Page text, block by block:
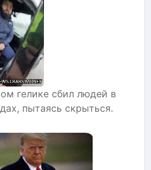
гелике сбил людей в
пытаясь скрыться.